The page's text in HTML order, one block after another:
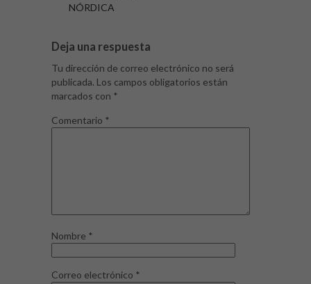
NÓRDICA
Deja una respuesta
Tu dirección de correo electrónico no será
publicada. Los campos obligatorios están
marcados con *
Comentario *
Nombre *
Correo electrónico *